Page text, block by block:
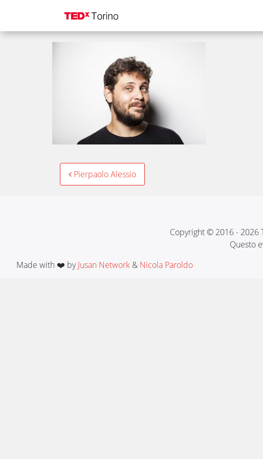
3-Pierpaolo-Alessio
Post
Pierpaolo Alessio
Copyright © 2016 - 2026
Questo
Made with ❤️ byJusan Network & Nicola Paroldo